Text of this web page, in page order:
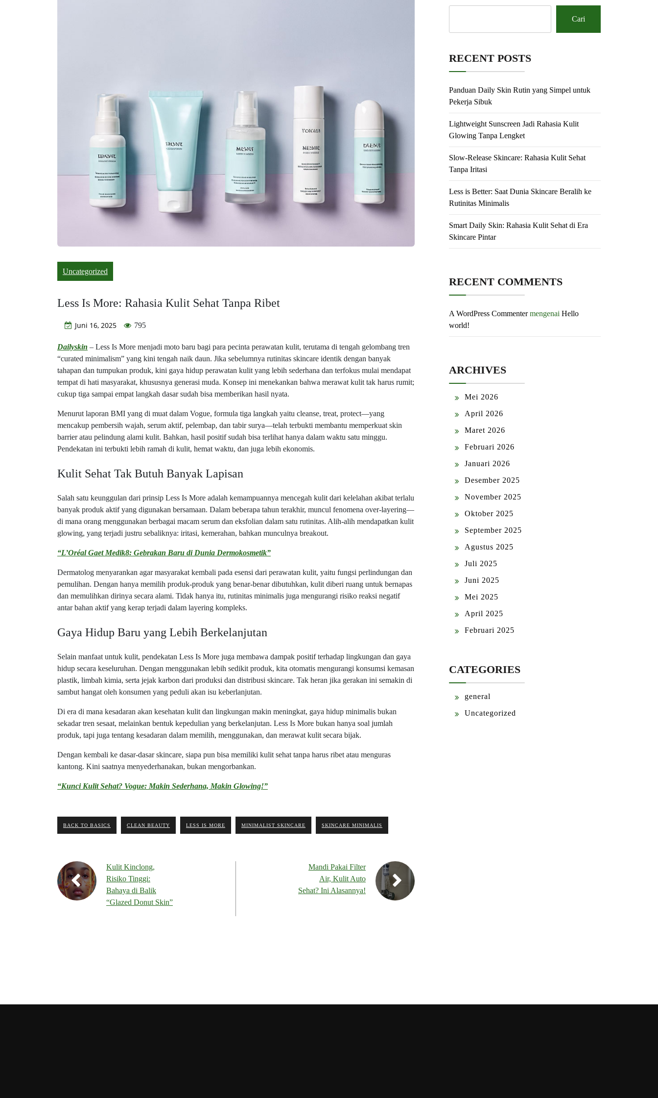
Uncategorized
Less Is More: Rahasia Kulit Sehat Tanpa Ribet
Juni 16, 2025 795
Dailyskin – Less Is More menjadi moto baru bagi para pecinta perawatan kulit, terutama di tengah gelombang tren
“curated minimalism” yang kini tengah naik daun. Jika sebelumnya rutinitas skincare identik dengan banyak
tahapan dan tumpukan produk, kini gaya hidup perawatan kulit yang lebih sederhana dan terfokus mulai mendapat
tempat di hati masyarakat, khususnya generasi muda. Konsep ini menekankan bahwa merawat kulit tak harus rumit;
cukup tiga sampai empat langkah dasar sudah bisa memberikan hasil nyata.
Menurut laporan BMI yang di muat dalam Vogue, formula tiga langkah yaitu cleanse, treat, protect—yang
mencakup pembersih wajah, serum aktif, pelembap, dan tabir surya—telah terbukti membantu memperkuat skin
barrier atau pelindung alami kulit. Bahkan, hasil positif sudah bisa terlihat hanya dalam waktu satu minggu.
Pendekatan ini terbukti lebih ramah di kulit, hemat waktu, dan juga lebih ekonomis.
Kulit Sehat Tak Butuh Banyak Lapisan
Salah satu keunggulan dari prinsip Less Is More adalah kemampuannya mencegah kulit dari kelelahan akibat terlalu
banyak produk aktif yang digunakan bersamaan. Dalam beberapa tahun terakhir, muncul fenomena over-layering—
di mana orang menggunakan berbagai macam serum dan eksfolian dalam satu rutinitas. Alih-alih mendapatkan kulit
glowing, yang terjadi justru sebaliknya: iritasi, kemerahan, bahkan munculnya breakout.
“L’Oréal Gaet Medik8: Gebrakan Baru di Dunia Dermokosmetik”
Dermatolog menyarankan agar masyarakat kembali pada esensi dari perawatan kulit, yaitu fungsi perlindungan dan
pemulihan. Dengan hanya memilih produk-produk yang benar-benar dibutuhkan, kulit diberi ruang untuk bernapas
dan memulihkan dirinya secara alami. Tidak hanya itu, rutinitas minimalis juga mengurangi risiko reaksi negatif
antar bahan aktif yang kerap terjadi dalam layering kompleks.
Gaya Hidup Baru yang Lebih Berkelanjutan
Selain manfaat untuk kulit, pendekatan Less Is More juga membawa dampak positif terhadap lingkungan dan gaya
hidup secara keseluruhan. Dengan menggunakan lebih sedikit produk, kita otomatis mengurangi konsumsi kemasan
plastik, limbah kimia, serta jejak karbon dari produksi dan distribusi skincare. Tak heran jika gerakan ini semakin di
sambut hangat oleh konsumen yang peduli akan isu keberlanjutan.
Di era di mana kesadaran akan kesehatan kulit dan lingkungan makin meningkat, gaya hidup minimalis bukan
sekadar tren sesaat, melainkan bentuk kepedulian yang berkelanjutan. Less Is More bukan hanya soal jumlah
produk, tapi juga tentang kesadaran dalam memilih, menggunakan, dan merawat kulit secara bijak.
Dengan kembali ke dasar-dasar skincare, siapa pun bisa memiliki kulit sehat tanpa harus ribet atau menguras
kantong. Kini saatnya menyederhanakan, bukan mengorbankan.
“Kunci Kulit Sehat? Vogue: Makin Sederhana, Makin Glowing!”
BACK TO BASICS CLEAN BEAUTY LESS IS MORE MINIMALIST SKINCARE SKINCARE MINIMALIS
Kulit Kinclong,
Risiko Tinggi:
Bahaya di Balik
“Glazed Donut Skin”
Mandi Pakai Filter
Air, Kulit Auto
Sehat? Ini Alasannya!
Cari
RECENT POSTS
Panduan Daily Skin Rutin yang Simpel untuk
Pekerja Sibuk
Lightweight Sunscreen Jadi Rahasia Kulit
Glowing Tanpa Lengket
Slow-Release Skincare: Rahasia Kulit Sehat
Tanpa Iritasi
Less is Better: Saat Dunia Skincare Beralih ke
Rutinitas Minimalis
Smart Daily Skin: Rahasia Kulit Sehat di Era
Skincare Pintar
RECENT COMMENTS
A WordPress Commentermengenai Hello
world!
ARCHIVES
Mei 2026
April 2026
Maret 2026
Februari 2026
Januari 2026
Desember 2025
November 2025
Oktober 2025
September 2025
Agustus 2025
Juli 2025
Juni 2025
Mei 2025
April 2025
Februari 2025
CATEGORIES
general
Uncategorized